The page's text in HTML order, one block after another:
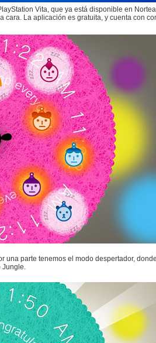
Vita, que ya está disponible en
La aplicación es gratuita, y cuenta con
una parte tenemos el modo despertador,
Jungle.